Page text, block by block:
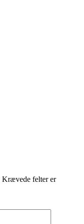
Krævede felter er